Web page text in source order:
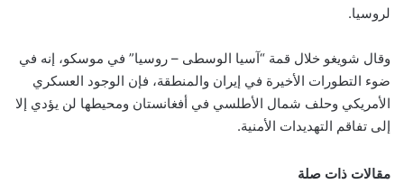
لروسيا.
وقال شويغو خلال قمة “آسيا الوسطى – روسيا” في موسكو، إنه في
ضوء التطورات الأخيرة في إيران والمنطقة، فإن الوجود العسكري
الأمريكي وحلف شمال الأطلسي في أفغانستان ومحيطها لن يؤدي إلا
إلى تفاقم التهديدات الأمنية.
مقالات ذات صلة